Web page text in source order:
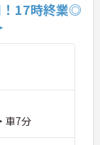
！17時終業◎
車7分